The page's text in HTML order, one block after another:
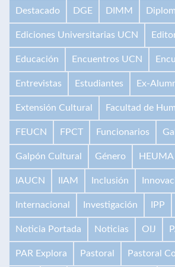
Destacado DGE DIMM
Ediciones Universitarias UCN
Educación Encuentros UCN
Entrevistas Estudiantes Ex-
Extensión Cultural Facultad de
FEUCN FPCT Funcionarios
Galpón Cultural Género HEUMA
IAUCN IIAM Inclusión
Internacional Investigación IPP
Noticia Portada Noticias OIJ
PAR Explora Pastoral Pastoral